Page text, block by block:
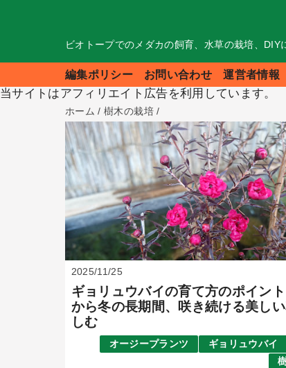
ビオトープでのメダカの飼育、水草の栽培、
編集ポリシー お問い合わせ 運営者情報
当サイトはアフィリエイト広告を利用しています。
ホーム /樹木の栽培 /
2025/11/25
ギョリュウバイの育て方のポイン
から冬の長期間、咲き続ける美し
しむ
オージープランツ ギョリュウバイ